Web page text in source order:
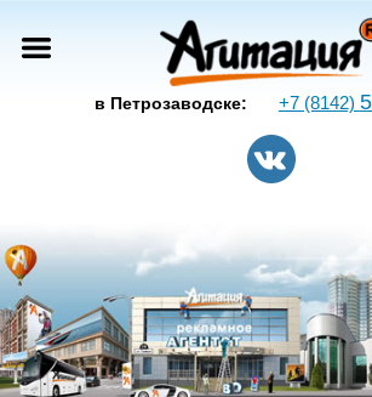
в Петрозаводске: +7 (8142)